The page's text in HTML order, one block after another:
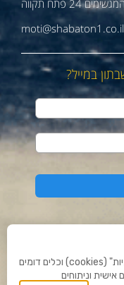
במייל?
לידיעתכם, באתר זה נעשה שימוש ב"קבצי עוגיות" (cookies) וכלים דומים
אישית וניתוחים